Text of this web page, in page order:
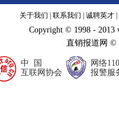
关于我们 联系我们 诚聘英才
Copyright © 1998 - 2013
直销报道网
中 国
互联网协会
网络110
报警服